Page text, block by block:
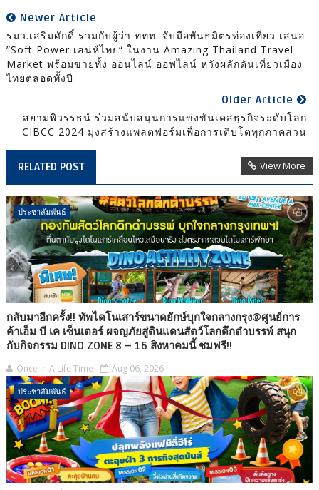
Newer Article
รมว.เสริมศักดิ์ ร่วมกับผู้ว่า ททท. จับมือพันธมิตรท่องเที่ยว เสนอ
”Soft Power เสน่ห์ไทย“ ในงาน Amazing Thailand Travel
Market พร้อมขายทั้ง ออนไลน์ ออฟไลน์ หวังผลักดันเที่ยวเมือง
ไทยตลอดทั้งปี
Older Article
สยามพิวรรธน์ ร่วมสนับสนุนการแข่งขันเคสธุรกิจระดับโลก
CIBCC 2024 มุ่งสร้างแพลตฟอร์มเพื่อการเติบโตทุกภาคส่วน
RELATED POST View More
ประชาสัมพันธ์
กลับมาอีกครั้ง!! ทัพไดโนเสาร์ขนาดยักษ์บุกใจกลางกรุง@ศูนย์การ
ค้าเอ็ม บี เค เซ็นเตอร์ ผจญภัยสู่ดินแดนสัตว์โลกดึกดำบรรพ์ สนุก
กับกิจกรรม DINO ZONE 8 – 16 สิงหาคมนี้ ชมฟรี!!
Once In A Life Time Aug 06, 2026
ประชาสัมพันธ์